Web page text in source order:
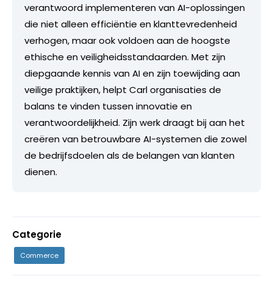
verantwoord implementeren van AI-oplossingen
die niet alleen efficiëntie en klanttevredenheid
verhogen, maar ook voldoen aan de hoogste
ethische en veiligheidsstandaarden. Met zijn
diepgaande kennis van AI en zijn toewijding aan
veilige praktijken, helpt Carl organisaties de
balans te vinden tussen innovatie en
verantwoordelijkheid. Zijn werk draagt bij aan het
creëren van betrouwbare AI-systemen die zowel
de bedrijfsdoelen als de belangen van klanten
dienen.
Categorie
Commerce